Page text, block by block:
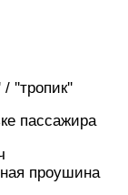
''тропик''
пассажира
проушина